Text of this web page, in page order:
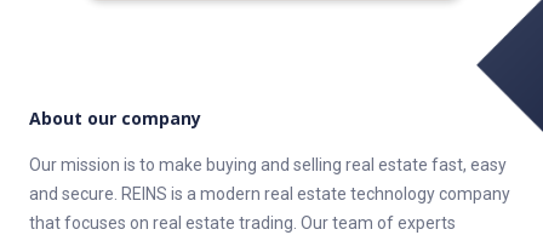
About our company
Our mission is to make buying and selling real estate fast, easy
and secure. REINS is a modern real estate technology company
that focuses on real estate trading. Our team of experts